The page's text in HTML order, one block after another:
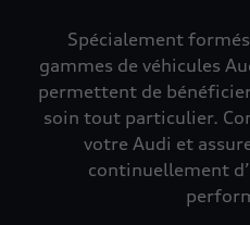
Spécialement
gammes de véhicules
permettent de
soin tout particulier.
votre Audi et
continuellement